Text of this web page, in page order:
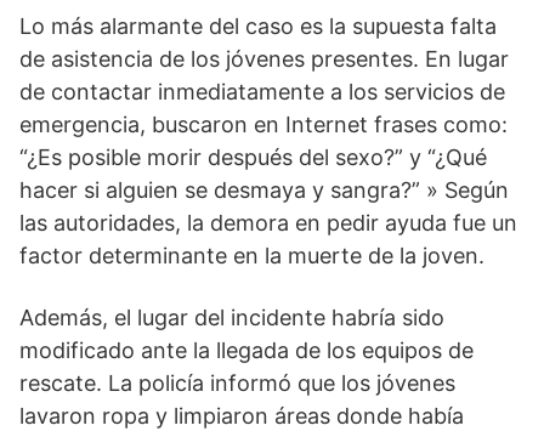
Lo más alarmante del caso es la supuesta falta
de asistencia de los jóvenes presentes. En lugar
de contactar inmediatamente a los servicios de
emergencia, buscaron en Internet frases como:
“¿Es posible morir después del sexo?” y “¿Qué
hacer si alguien se desmaya y sangra?” » Según
las autoridades, la demora en pedir ayuda fue un
factor determinante en la muerte de la joven.
Además, el lugar del incidente habría sido
modificado ante la llegada de los equipos de
rescate. La policía informó que los jóvenes
lavaron ropa y limpiaron áreas donde había